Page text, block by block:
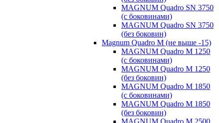
MAGNUM Quadro SN 3750
(с боковинами)
MAGNUM Quadro SN 3750
(без боковин)
Magnum Quadro M (не выше -15)
MAGNUM Quadro M 1250
(с боковинами)
MAGNUM Quadro M 1250
(без боковин)
MAGNUM Quadro M 1850
(с боковинами)
MAGNUM Quadro M 1850
(без боковин)
MAGNUM Quadro M 2500